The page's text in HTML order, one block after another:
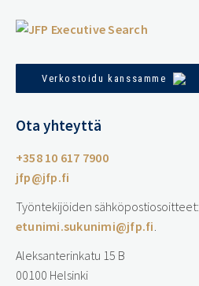
Verkostoidu kanssamme
Ota yhteyttä
+358 10 617 7900
jfp@jfp.fi
Työntekijöiden sähköpostiosoitteet:
etunimi.sukunimi@jfp.fi.
Aleksanterinkatu 15 B
00100 Helsinki